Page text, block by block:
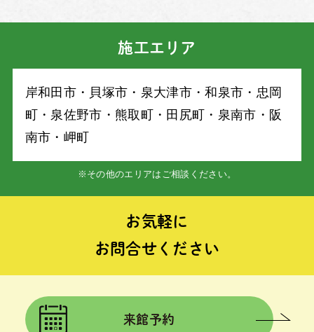
施工エリア
岸和⽥市・⾙塚市・泉⼤津市・和泉市・忠岡
町・泉佐野市・熊取町・⽥尻町・泉南市・阪
南市・岬町
※その他のエリアはご相談ください。
お気軽に
お問合せください
来館予約